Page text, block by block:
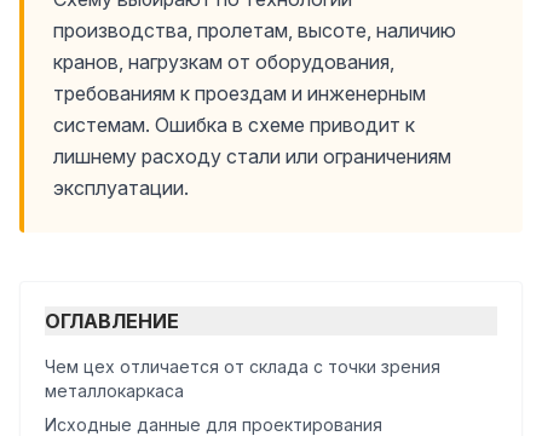
производства, пролетам, высоте, наличию
кранов, нагрузкам от оборудования,
требованиям к проездам и инженерным
системам. Ошибка в схеме приводит к
лишнему расходу стали или ограничениям
эксплуатации.
ОГЛАВЛЕНИЕ
Чем цех отличается от склада с точки зрения
металлокаркаса
Исходные данные для проектирования